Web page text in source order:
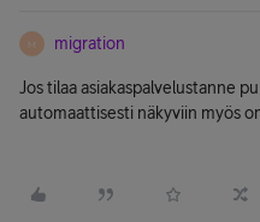
M migration
Jos tilaa asiakaspalvelustanne
automaattisesti näkyviin myös